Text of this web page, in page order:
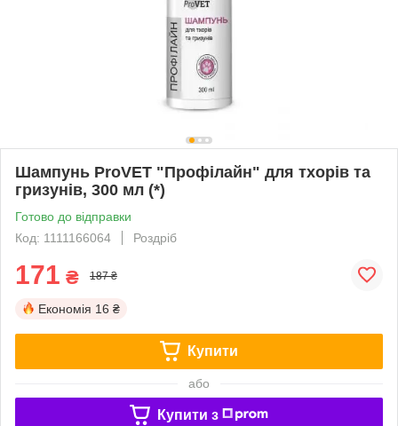
Шампунь ProVET "Профілайн" для тхорів та
гризунів, 300 мл (*)
Готово до відправки
Код: 1111166064
Роздріб
171 ₴ 187 ₴
Економія 16 ₴
Купити
або
Купити з